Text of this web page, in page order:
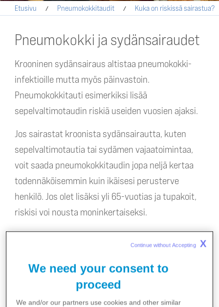
Etusivu Pneumokokkitaudit Kuka on riskissä sairastua?
Pneumokokki ja sydänsairaudet
Krooninen sydänsairaus altistaa pneumokokki-
infektioille mutta myös päinvastoin.
Pneumokokkitauti esimerkiksi lisää
sepelvaltimotaudin riskiä useiden vuosien ajaksi.
Jos sairastat kroonista sydänsairautta, kuten
sepelvaltimotautia tai sydämen vajaatoimintaa,
voit saada pneumokokkitaudin jopa neljä kertaa
todennäköisemmin kuin ikäisesi perusterve
henkilö. Jos olet lisäksi yli 65-vuotias ja tupakoit,
riskisi voi nousta moninkertaiseksi.
Kroonisten sydänsairauksien ja
pneumokokkitautien yhteys on kaksisuuntainen:
sydänsairaudet altistavat pneumokokkitaudeille
ja toisin päin. Esimerkiksi sydäninfarktin jälkeen
alttiutesi saada keuhkokuume on suurempi kuin
We need your consent to
proceed
We and/or our partners use cookies and other similar
Continue without Accepting X